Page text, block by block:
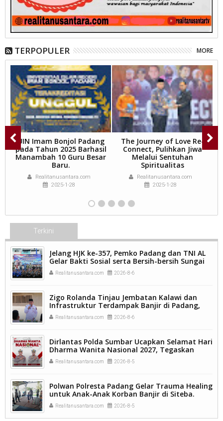
TERPOPULER MORE
UIN Imam Bonjol Padang
pada Tahun 2025 Barhasil
Manambah 10 Guru Besar
Baru.
Realitanusantara.com
2025-1-28
The Journey of Love Re-
Connect, Pulihkan Jiwa
Melalui Sentuhan
Spiritualitas
Realitanusantara.com
2025-1-28
Terkini
Jelang HJK ke-357, Pemko Padang dan TNI AL
Gelar Bakti Sosial serta Bersih-bersih Sungai
Batang Arau.
Realitanusantara.com 2026-8-6
Zigo Rolanda Tinjau Jembatan Kalawi dan
Infrastruktur Terdampak Banjir di Padang,
Pemulihan Pascabencana Jadi Prioritas.
Realitanusantara.com 2026-8-6
Dirlantas Polda Sumbar Ucapkan Selamat Hari
Dharma Wanita Nasional 2027, Tegaskan
Peran Perempuan sebagai Pilar Bangsa
Realitanusantara.com 2026-8-5
Polwan Polresta Padang Gelar Trauma Healing
untuk Anak-Anak Korban Banjir di Siteba.
Realitanusantara.com 2026-8-5